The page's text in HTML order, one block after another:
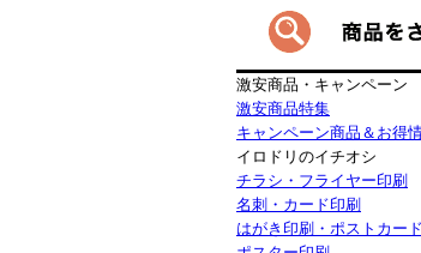
激安商品・キャンペーン
激安商品特集
キャンペーン商品＆お得
イロドリのイチオシ
チラシ・フライヤー印刷
名刺・カード印刷
はがき印刷・ポストカー